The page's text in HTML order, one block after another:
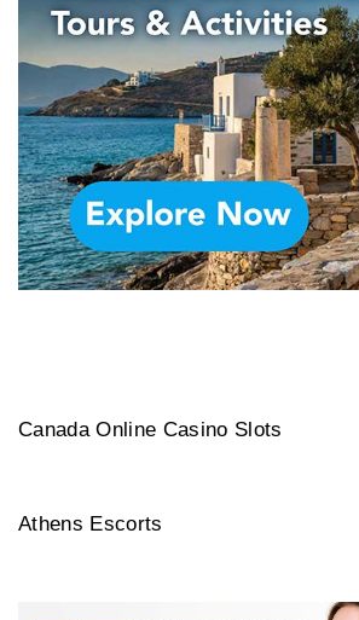
Canada Online Casino Slots
Athens Escorts